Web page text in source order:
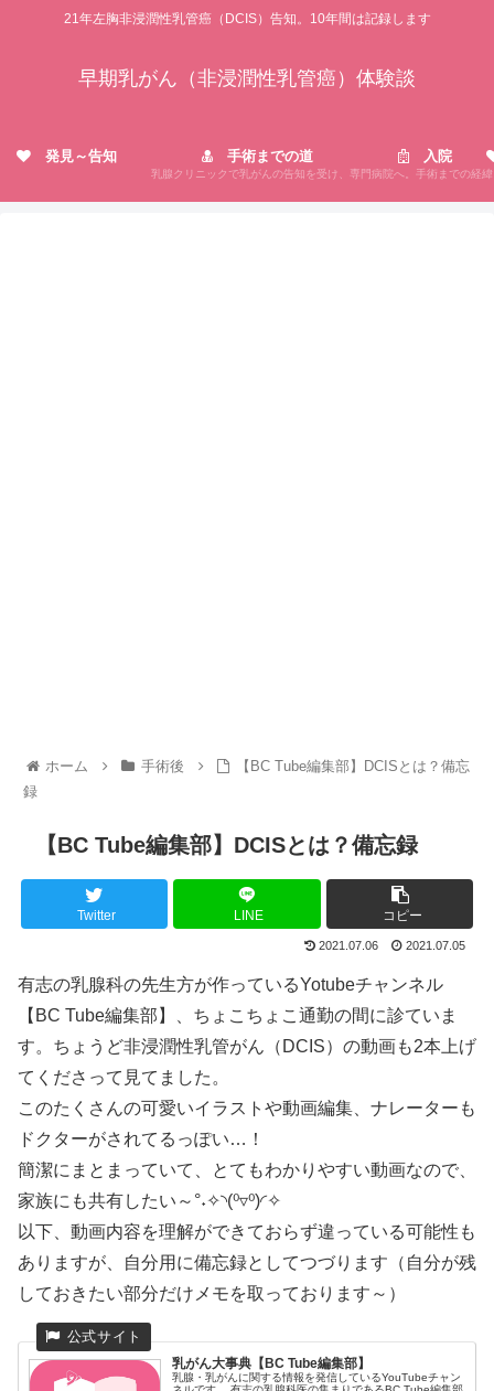
21年左胸非浸潤性乳管癌（DCIS）告知。10年間は記録します
早期乳がん（非浸潤性乳管癌）体験談
発見～告知 手術までの道
乳腺クリニックで乳がんの告知を受け、専門病院へ。手術までの経
入院
ホーム 手術後
【BC Tube編集部】DCISとは？備忘
録
【BC Tube編集部】DCISとは？備忘録
Twitter LINE コピー
2021.07.06 2021.07.05
有志の乳腺科の先生方が作っているYotubeチャンネル
【BC Tube編集部】、ちょこちょこ通勤の間に診ていま
す。ちょうど非浸潤性乳管がん（DCIS）の動画も2本上げ
てくださって見てました。
このたくさんの可愛いイラストや動画編集、ナレーターも
ドクターがされてるっぽい…！
簡潔にまとまっていて、とてもわかりやすい動画なので、
家族にも共有したい～°˖✧◝(⁰▿⁰)◜✧
以下、動画内容を理解ができておらず違っている可能性も
ありますが、自分用に備忘録としてつづります（自分が残
しておきたい部分だけメモを取っております～）
乳がん大事典【BC Tube編集部】
乳腺・乳がんに関する情報を発信しているYouTubeチャン